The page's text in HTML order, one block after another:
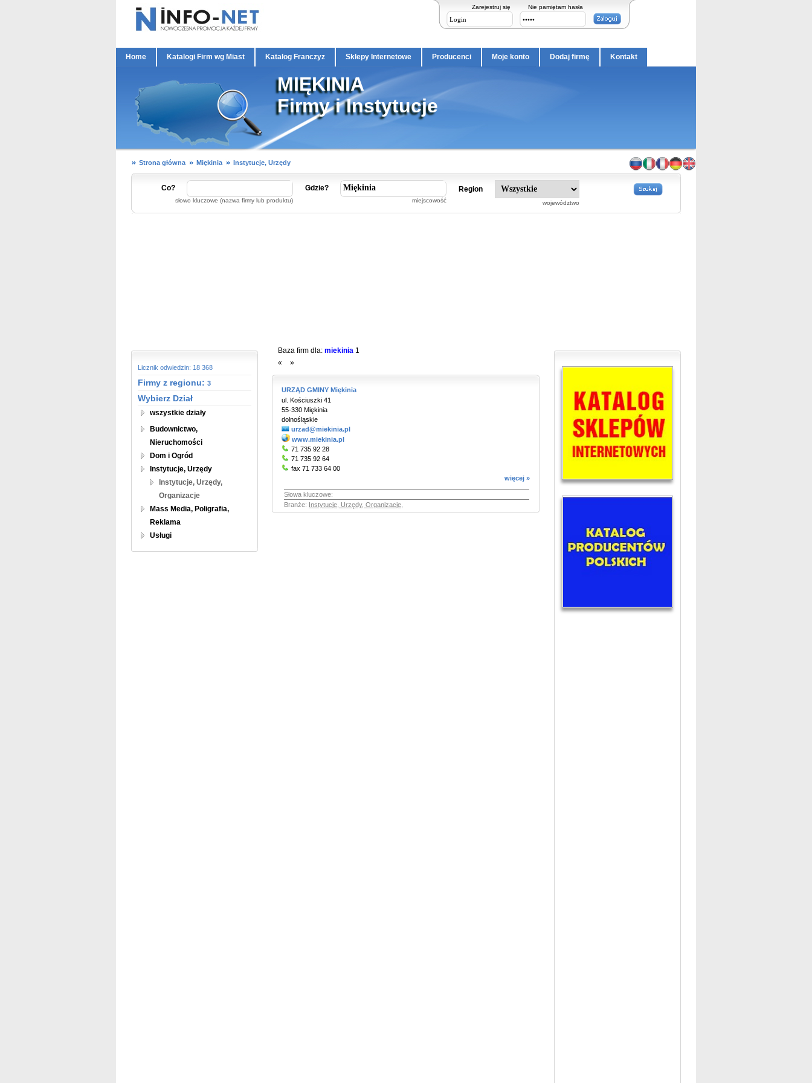
Zarejestruj się Nie pamiętam hasła
Home Katalogi Firm wg Miast Katalog Franczyz Sklepy Internetowe Producenci Moje konto Dodaj firmę Kontakt
MIĘKINIA
Firmy i Instytucje
Strona główna Miękinia Instytucje, Urzędy
Co?
słowo kluczowe (nazwa firmy lub produktu)
Gdzie?
miejscowość
Region
województwo
Licznik odwiedzin: 18 368
Firmy z regionu: 3
Wybierz Dział
wszystkie działy
Budownictwo,
Nieruchomości
Dom i Ogród
Instytucje, Urzędy
Instytucje, Urzędy,
Organizacje
Mass Media, Poligrafia,
Reklama
Usługi
Baza firm dla: miekinia 1
«
»
URZĄD GMINY Miękinia
ul. Kościuszki 41
55-330 Miękinia
dolnośląskie
urzad@miekinia.pl
www.miekinia.pl
71 735 92 28
71 735 92 64
fax 71 733 64 00
więcej »
Słowa kluczowe:
Branże: Instytucje, Urzędy, Organizacje